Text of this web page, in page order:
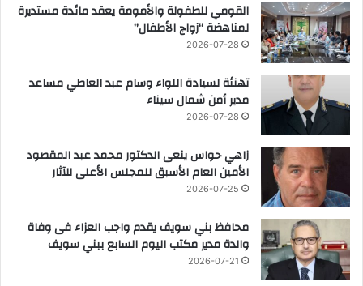
القومي للطفولة والأمومة يعقد مائدة مستديرة
لمناهضة “زواج الأطفال”
2026-07-28
تهنئة لسيادة اللواء وسام عبد العاطي مساعد
مدير أمن شمال سيناء
2026-07-28
زاهي حواس ينعى الدكتور محمد عبد المقصود
الأمين العام الأسبق للمجلس الأعلى للآثار
2026-07-25
محافظ بني سويف يقدم واجب العزاء فى وفاة
والدة مدير مكتب اليوم السابع ببني سويف
2026-07-21